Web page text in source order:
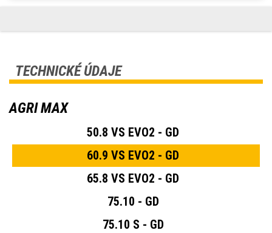
TECHNICKÉ ÚDAJE
AGRI MAX
50.8 VS EVO2 - GD
60.9 VS EVO2 - GD
65.8 VS EVO2 - GD
75.10 - GD
75.10 S - GD